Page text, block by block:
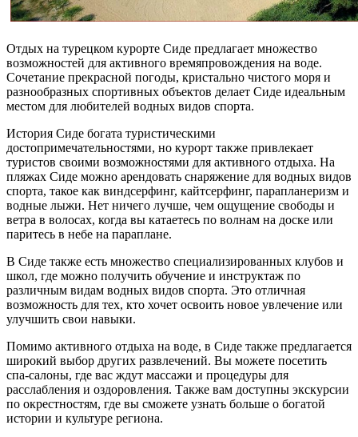
Отдых на турецком курорте Сиде предлагает множество
возможностей для активного времяпровождения на воде.
Сочетание прекрасной погоды, кристально чистого моря и
разнообразных спортивных объектов делает Сиде идеальным
местом для любителей водных видов спорта.
История Сиде богата туристическими
достопримечательностями, но курорт также привлекает
туристов своими возможностями для активного отдыха. На
пляжах Сиде можно арендовать снаряжение для водных видов
спорта, такое как виндсерфинг, кайтсерфинг, парапланеризм и
водные лыжи. Нет ничего лучше, чем ощущение свободы и
ветра в волосах, когда вы катаетесь по волнам на доске или
паритесь в небе на параплане.
В Сиде также есть множество специализированных клубов и
школ, где можно получить обучение и инструктаж по
различным видам водных видов спорта. Это отличная
возможность для тех, кто хочет освоить новое увлечение или
улучшить свои навыки.
Помимо активного отдыха на воде, в Сиде также предлагается
широкий выбор других развлечений. Вы можете посетить
спа-салоны, где вас ждут массажи и процедуры для
расслабления и оздоровления. Также вам доступны экскурсии
по окрестностям, где вы сможете узнать больше о богатой
истории и культуре региона.